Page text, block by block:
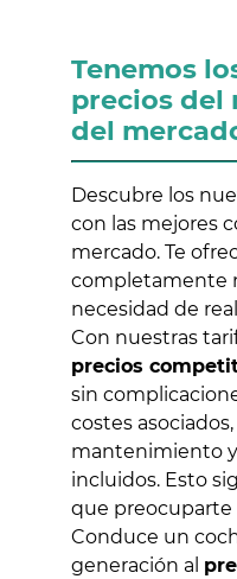
Tenemos
precios del
del
Descubre los
con las mejores
mercado. Te
completamente
necesidad de
Con nuestras
precios
sin
costes
mantenimiento
incluidos. Esto
que preocuparte
Conduce un
generación al